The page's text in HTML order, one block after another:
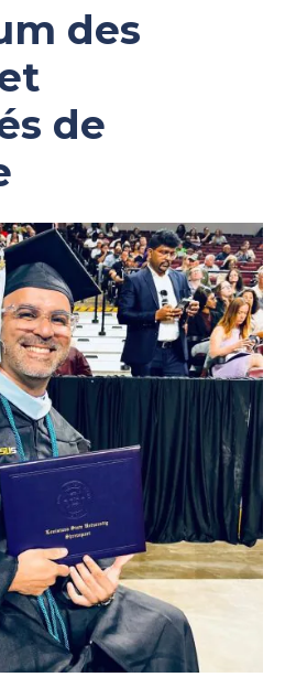
des
de